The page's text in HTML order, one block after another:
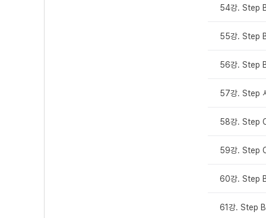
54강. Step
55강. Step
56강. Step
57강. Step
58강. Step
59강. Step
60강. Step
61강. Step